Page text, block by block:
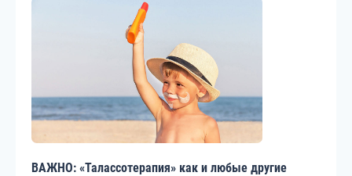
ВАЖНО: «Талассотерапия» как и любые другие